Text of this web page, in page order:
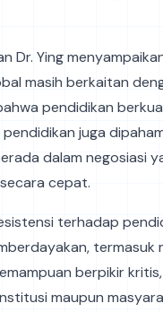
Dr. Ying
masih berkaitan
pendidikan
juga
dalam negosiasi
cepat.
terhadap
termasuk
berpikir
maupun